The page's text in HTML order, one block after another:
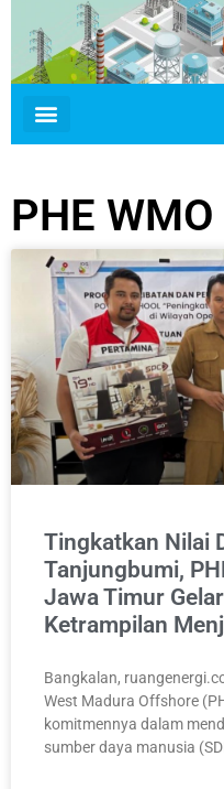
PHE WMO
Tingkatkan Nilai
Tanjungbumi,
Jawa Timur
Ketrampilan
Bangkalan,
West Madura Offshore
komitmennya dalam
sumber daya manusia